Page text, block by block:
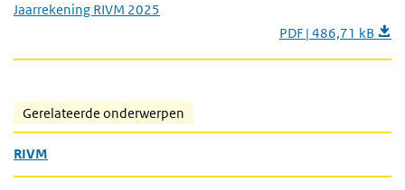
Jaarrekening RIVM 2025
PDF | 486,71 kB
Gerelateerde onderwerpen
RIVM